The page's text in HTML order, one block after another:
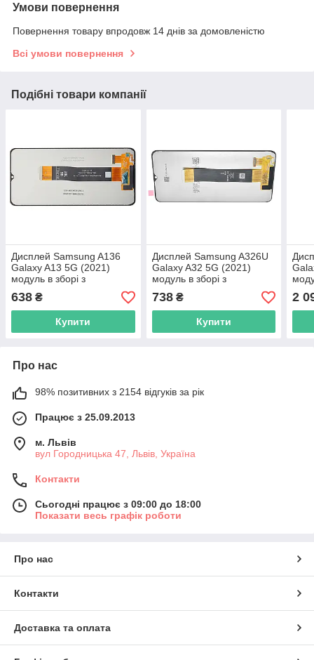
Умови повернення
Повернення товару впродовж 14 днів за домовленістю
Всі умови повернення
Подібні товари компанії
Дисплей Samsung A136
Galaxy A13 5G (2021)
модуль в зборі з
тачскріном, Original PRC,
чорний
638 ₴
Купити
Дисплей Samsung A326U
Galaxy A32 5G (2021)
модуль в зборі з
тачскріном, чорний,
Original PRC
738₴
Купити
2
Про нас
98% позитивних з 2154 відгуків за рік
Працює з 25.09.2013
м. Львів
вул Городницька 47, Львів, Україна
Контакти
Сьогодні працює з 09:00 до 18:00
Показати весь графік роботи
Про нас
Контакти
Доставка та оплата